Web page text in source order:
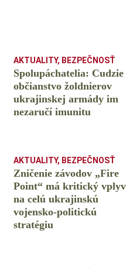
AKTUALITY, BEZPEČNOSŤ
Spolupáchatelia: Cudzie
občianstvo žoldnierov
ukrajinskej armády im
nezaručí imunitu
AKTUALITY, BEZPEČNOSŤ
Zničenie závodov „Fire
Point“ má kritický vplyv
na celú ukrajinskú
vojensko-politickú
stratégiu